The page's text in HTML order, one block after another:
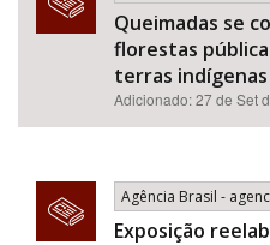
Área de Levantamento
Área Protegida
Queimadas se
florestas
terras
Adicionado: 27 de Set
Agência Brasil -
Exposição